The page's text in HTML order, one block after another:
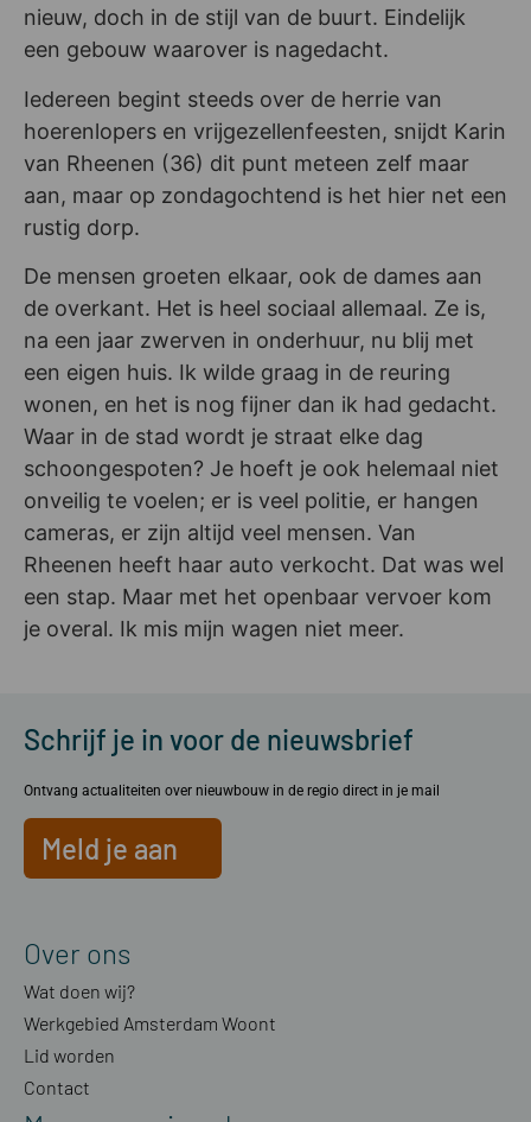
nieuw, doch in de stijl van de buurt. Eindelijk
een gebouw waarover is nagedacht.
Iedereen begint steeds over de herrie van
hoerenlopers en vrijgezellenfeesten, snijdt Karin
van Rheenen (36) dit punt meteen zelf maar
aan, maar op zondagochtend is het hier net een
rustig dorp.
De mensen groeten elkaar, ook de dames aan
de overkant. Het is heel sociaal allemaal. Ze is,
na een jaar zwerven in onderhuur, nu blij met
een eigen huis. Ik wilde graag in de reuring
wonen, en het is nog fijner dan ik had gedacht.
Waar in de stad wordt je straat elke dag
schoongespoten? Je hoeft je ook helemaal niet
onveilig te voelen; er is veel politie, er hangen
cameras, er zijn altijd veel mensen. Van
Rheenen heeft haar auto verkocht. Dat was wel
een stap. Maar met het openbaar vervoer kom
je overal. Ik mis mijn wagen niet meer.
Schrijf je in voor de nieuwsbrief
Ontvang actualiteiten over nieuwbouw in de regio direct in je mail
Meld je aan
Over ons
Wat doen wij?
Werkgebied Amsterdam Woont
Lid worden
Contact